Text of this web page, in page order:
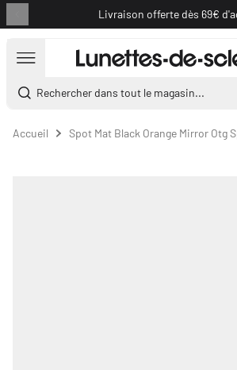
Livraison offerte dès 69€
Rechercher dans tout le magasin...
Accueil Spot Mat Black Orange Mirror Otg